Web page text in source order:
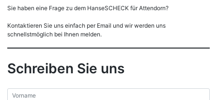
Sie haben eine Frage zu dem HanseSCHECK für Attendorn?
Kontaktieren Sie uns einfach per Email und wir werden uns
schnellstmöglich bei Ihnen melden.
Schreiben Sie uns